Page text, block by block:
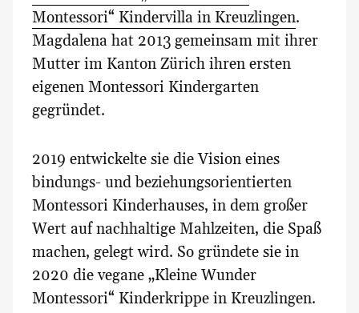
Montessori“ Kindervilla in Kreuzlingen.
Magdalena hat 2013 gemeinsam mit ihrer
Mutter im Kanton Zürich ihren ersten
eigenen Montessori Kindergarten
gegründet.
2019 entwickelte sie die Vision eines
bindungs- und beziehungsorientierten
Montessori Kinderhauses, in dem großer
Wert auf nachhaltige Mahlzeiten, die Spaß
machen, gelegt wird. So gründete sie in
2020 die vegane „Kleine Wunder
Montessori“ Kinderkrippe in Kreuzlingen.